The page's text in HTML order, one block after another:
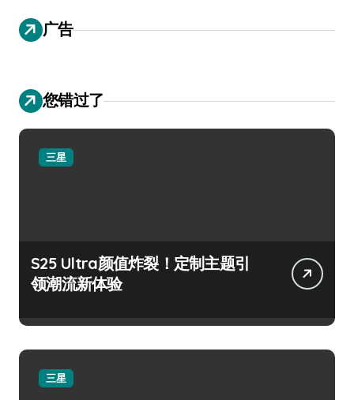
广告
您错过了
三星
S25 Ultra颜值炸裂！定制主题引
领潮流新体验
三星